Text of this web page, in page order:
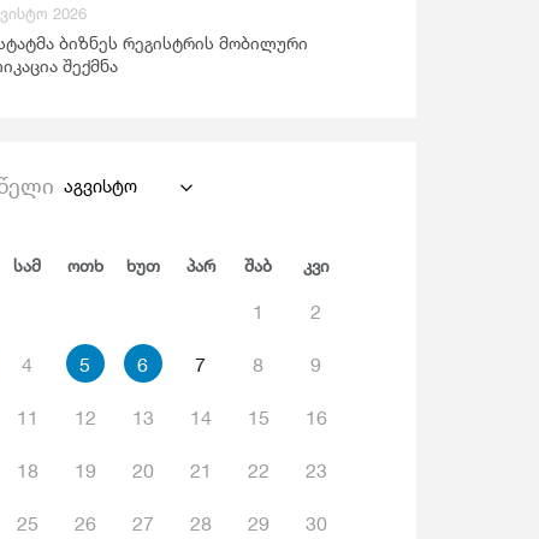
Და Სოციალური Უზრუნველყოფა
2026
ბიზნეს რეგისტრის მობილური
შექმნა
აგვისტო
Სამ Ოთხ Ხუთ Პარ Შაბ Კვი
1 2
4 5 6 7 8 9
11 12 13 14 15 16
18 19 20 21 22 23
25 26 27 28 29 30